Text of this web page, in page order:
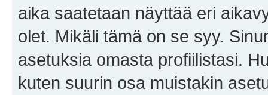
aika saatetaan näyttää eri
olet. Mikäli tämä on se syy.
asetuksia omasta profiilistasi.
kuten suurin osa muistakin